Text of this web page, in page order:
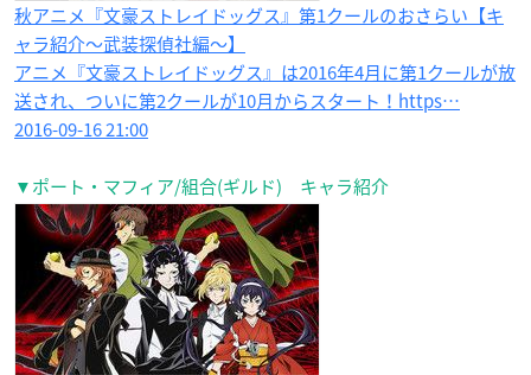
秋アニメ『文豪ストレイドッグス』第1クールのおさらい【キ
ャラ紹介〜武装探偵社編〜】
アニメ『文豪ストレイドッグス』は2016年4月に第1クールが放
送され、ついに第2クールが10月からスタート！https…
2016-09-16 21:00
▼ポート・マフィア/組合(ギルド) キャラ紹介